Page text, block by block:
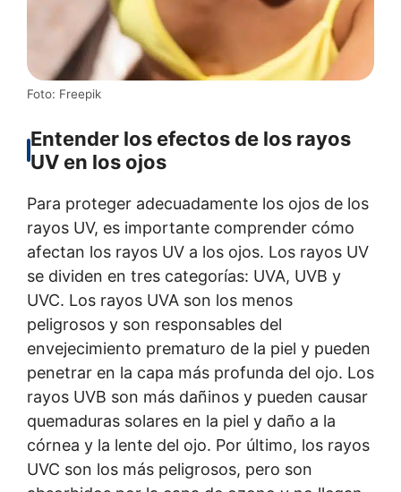
Foto: Freepik
Entender los efectos de los rayos
UV en los ojos
Para proteger adecuadamente los ojos de los
rayos UV, es importante comprender cómo
afectan los rayos UV a los ojos. Los rayos UV
se dividen en tres categorías: UVA, UVB y
UVC. Los rayos UVA son los menos
peligrosos y son responsables del
envejecimiento prematuro de la piel y pueden
penetrar en la capa más profunda del ojo. Los
rayos UVB son más dañinos y pueden causar
quemaduras solares en la piel y daño a la
córnea y la lente del ojo. Por último, los rayos
UVC son los más peligrosos, pero son